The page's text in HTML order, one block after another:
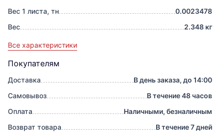
Вес 1 листа, тн
0.0023478
Вес
2.348 кг
Все характеристики
Покупателям
Доставка
В день заказа, до 14:00
Самовывоз
В течение 48 часов
Оплата
Наличными, безналичным
Возврат товара
В течение 7 дней